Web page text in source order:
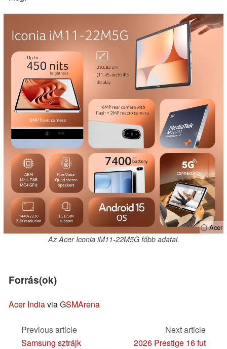
ⓘ Acer
Az Acer Iconia iM11-22M5G főbb adatai.
Forrás(ok)
Acer IndiaviaGSMArena
Previous article
Samsung sztrájk
Next article
2026 Prestige 16 fut